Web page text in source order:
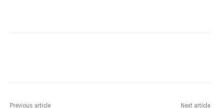
Previous article Next article